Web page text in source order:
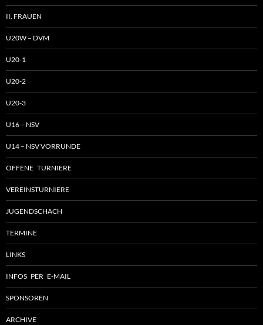
II. FRAUEN
U20W – DVM
U20-1
U20-2
U20-3
U16 – NSV
U14 – NSV VORRUNDE
OFFENE TURNIERE
VEREINSTURNIERE
JUGENDSCHACH
TERMINE
LINKS
INFOS PER E-MAIL
SPONSOREN
ARCHIVE